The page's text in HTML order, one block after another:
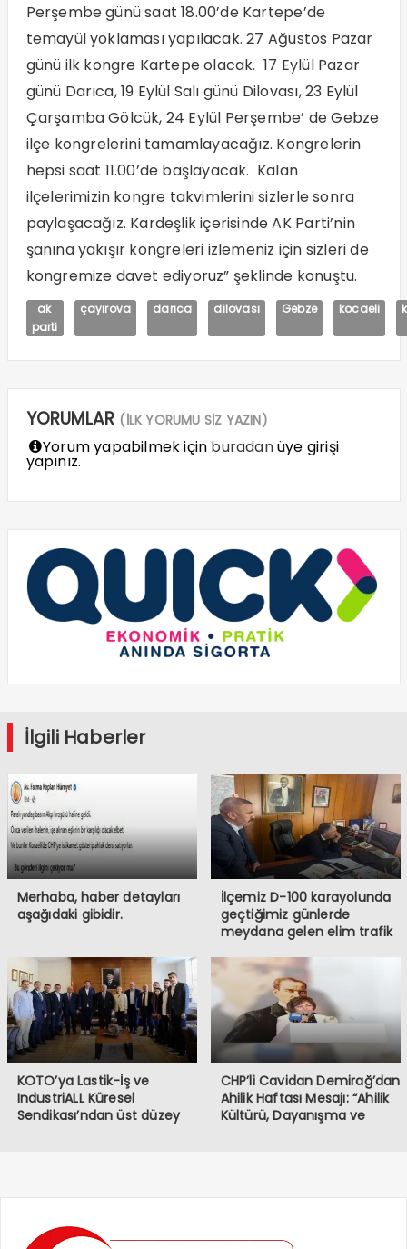
Perşembe günü saat 18.00’de Kartepe’de
temayül yoklaması yapılacak. 27 Ağustos Pazar
günü ilk kongre Kartepe olacak. 17 Eylül Pazar
günü Darıca, 19 Eylül Salı günü Dilovası, 23 Eylül
Çarşamba Gölcük, 24 Eylül Perşembe’ de Gebze
ilçe kongrelerini tamamlayacağız. Kongrelerin
hepsi saat 11.00’de başlayacak. Kalan
ilçelerimizin kongre takvimlerini sizlerle sonra
paylaşacağız. Kardeşlik içerisinde AK Parti’nin
şanına yakışır kongreleri izlemeniz için sizleri de
kongremize davet ediyoruz” şeklinde konuştu.
ak
parti
çayırova darıca dilovası Gebze kocaeli
YORUMLAR (İLK YORUMU SİZ YAZIN)
Yorum yapabilmek için buradanüye girişi
yapınız.
İlgili Haberler
Merhaba, haber detayları
aşağıdaki gibidir.
İlçemiz D-100 karayolunda
geçtiğimiz günlerde
meydana gelen elim trafik
kaybetmiş bulunmaktayız.
Öncelikle hayatını
kaybeden vatandaşlarımıza
Allah’tan rahmet, ailelerine
ve sevenlerine başsağlığı
diliyorum.
KOTO’ya Lastik-İş ve
IndustriALL Küresel
Sendikası’ndan üst düzey
CHP’li Cavidan Demirağ’dan
Ahilik Haftası Mesajı: “Ahilik
Kültürü, Dayanışma ve